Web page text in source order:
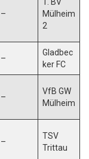
–
Mülheim
2
–
Gladbec
ker FC
–
VfB GW
Mülheim
–
TSV
Trittau